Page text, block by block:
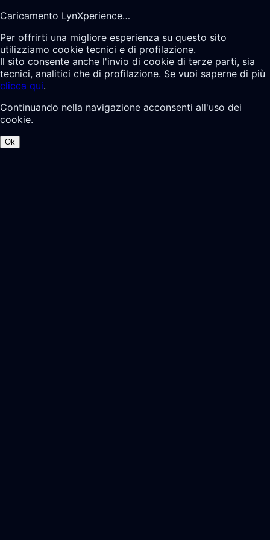
Caricamento LynXperience…
Per offrirti una migliore esperienza su questo sito
utilizziamo cookie tecnici e di profilazione.
Il sito consente anche l'invio di cookie di terze parti, sia
tecnici, analitici che di profilazione. Se vuoi saperne di più
clicca qui.
Continuando nella navigazione acconsenti all'uso dei
cookie.
Ok